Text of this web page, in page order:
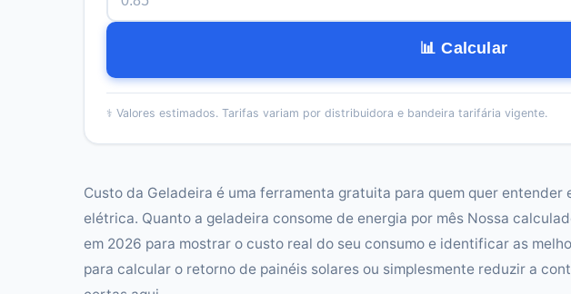
📊 Calcular
⚕️ Valores estimados. Tarifas variam por distribuidora e bandeira tarifária vigente.
Custo da Geladeira é uma ferramenta gratuita para quem quer entender
elétrica. Quanto a geladeira consome de energia por mês Nossa
em 2026 para mostrar o custo real do seu consumo e identificar as
para calcular o retorno de painéis solares ou simplesmente reduzir a